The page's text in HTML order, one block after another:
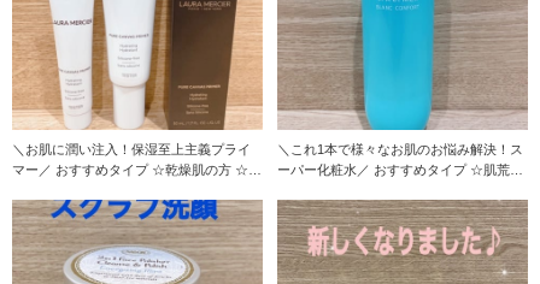
＼お肌に潤い注入！保湿至上主義プライ
マー／ おすすめタイプ ☆乾燥肌の方 ☆艶
＼これ1本で様々なお肌のお悩み解決！ス
ーパー化粧水／ おすすめタイプ ☆肌荒